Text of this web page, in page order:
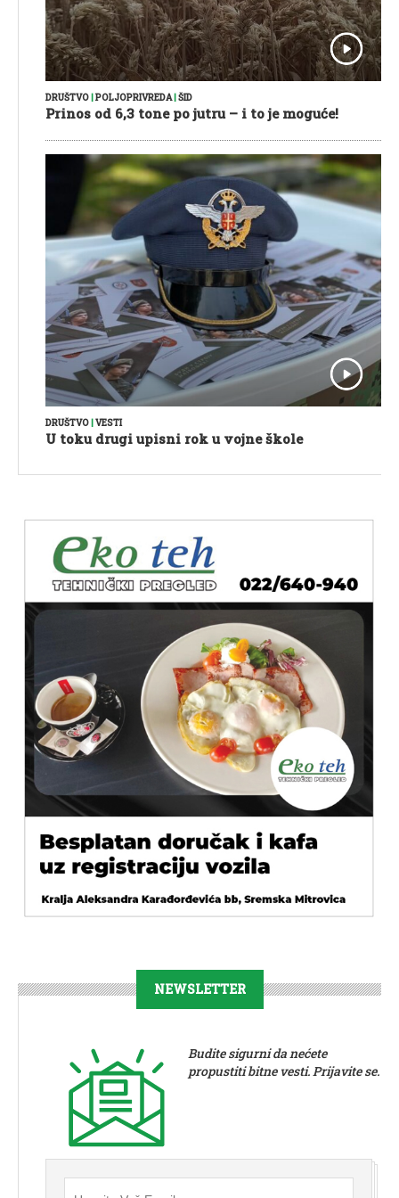
DRUŠTVO|POLJOPRIVREDA|ŠID
Prinos od 6,3 tone po jutru – i to je moguće!
DRUŠTVO|VESTI
U toku drugi upisni rok u vojne škole
NEWSLETTER
Budite sigurni da nećete
propustiti bitne vesti. Prijavite se.